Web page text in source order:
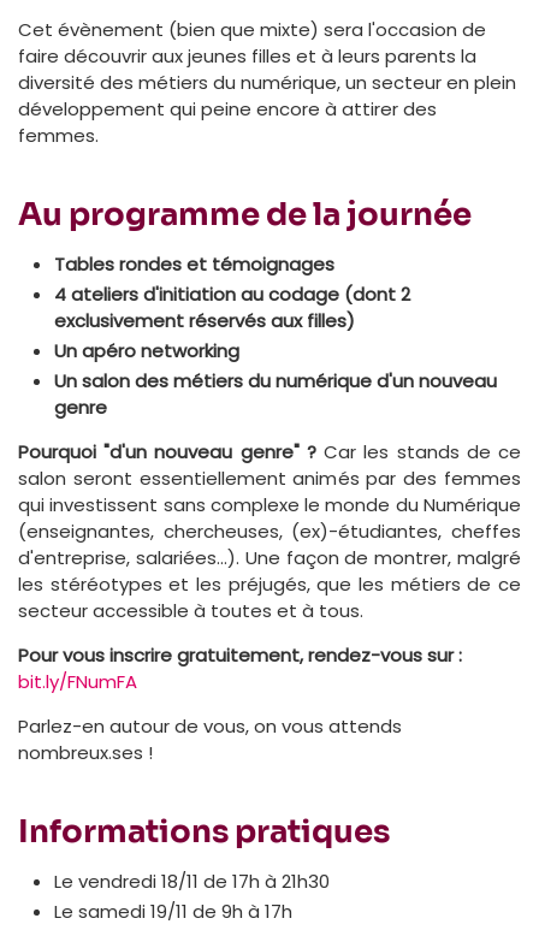
Cet évènement (bien que mixte) sera l'occasion de
faire découvrir aux jeunes filles et à leurs parents la
diversité des métiers du numérique, un secteur en plein
développement qui peine encore à attirer des
femmes.
Au programme de la journée
Tables rondes et témoignages
4 ateliers d'initiation au codage (dont 2
exclusivement réservés aux filles)
Un apéro networking
Un salon des métiers du numérique d'un nouveau
genre
Pourquoi "d'un nouveau genre" ?Car les stands de ce
salon seront essentiellement animés par des femmes
qui investissent sans complexe le monde du Numérique
(enseignantes, chercheuses, (ex)-étudiantes, cheffes
d'entreprise, salariées...). Une façon de montrer, malgré
les stéréotypes et les préjugés, que les métiers de ce
secteur accessible à toutes et à tous.
Pour vous inscrire gratuitement, rendez-vous sur :
bit.ly/FNumFA
Parlez-en autour de vous, on vous attends
nombreux.ses !
Informations pratiques
Le vendredi 18/11 de 17h à 21h30
Le samedi 19/11 de 9h à 17h